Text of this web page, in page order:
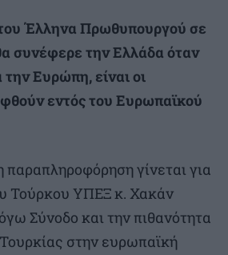
Έλληνα Πρωθυπουργού σε
συνέφερε την Ελλάδα όταν
Ευρώπη, είναι οι
εντός του Ευρωπαϊκού
παραπληροφόρηση γίνεται για
Τούρκου ΥΠΕΞ κ. Χακάν
Σύνοδο και την πιθανότητα
στην ευρωπαϊκή